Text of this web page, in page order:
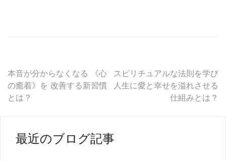
投
稿
ビ
本音が分からなくなる 《心
の癒着》を 改善する新習慣
とは？
スピリチュアルな法則を学び
人生に愛と幸せを溢れさせる
仕組みとは？
最近のブログ記事